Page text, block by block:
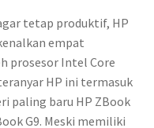
tetap produktif, HP
empat
prosesor Intel Core
HP ini termasuk
paling baru HP ZBook
G9. Meski memiliki